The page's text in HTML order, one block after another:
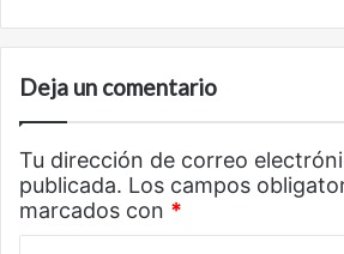
Deja un comentario
Tu dirección de correo
publicada. Los campos
marcados con *